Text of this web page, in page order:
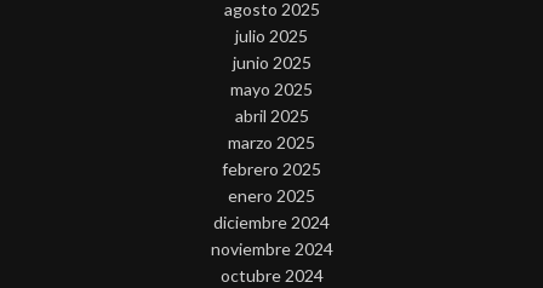
agosto 2025
julio 2025
junio 2025
mayo 2025
abril 2025
marzo 2025
febrero 2025
enero 2025
diciembre 2024
noviembre 2024
octubre 2024